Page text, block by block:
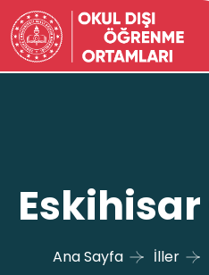
Ana Sayfa İller